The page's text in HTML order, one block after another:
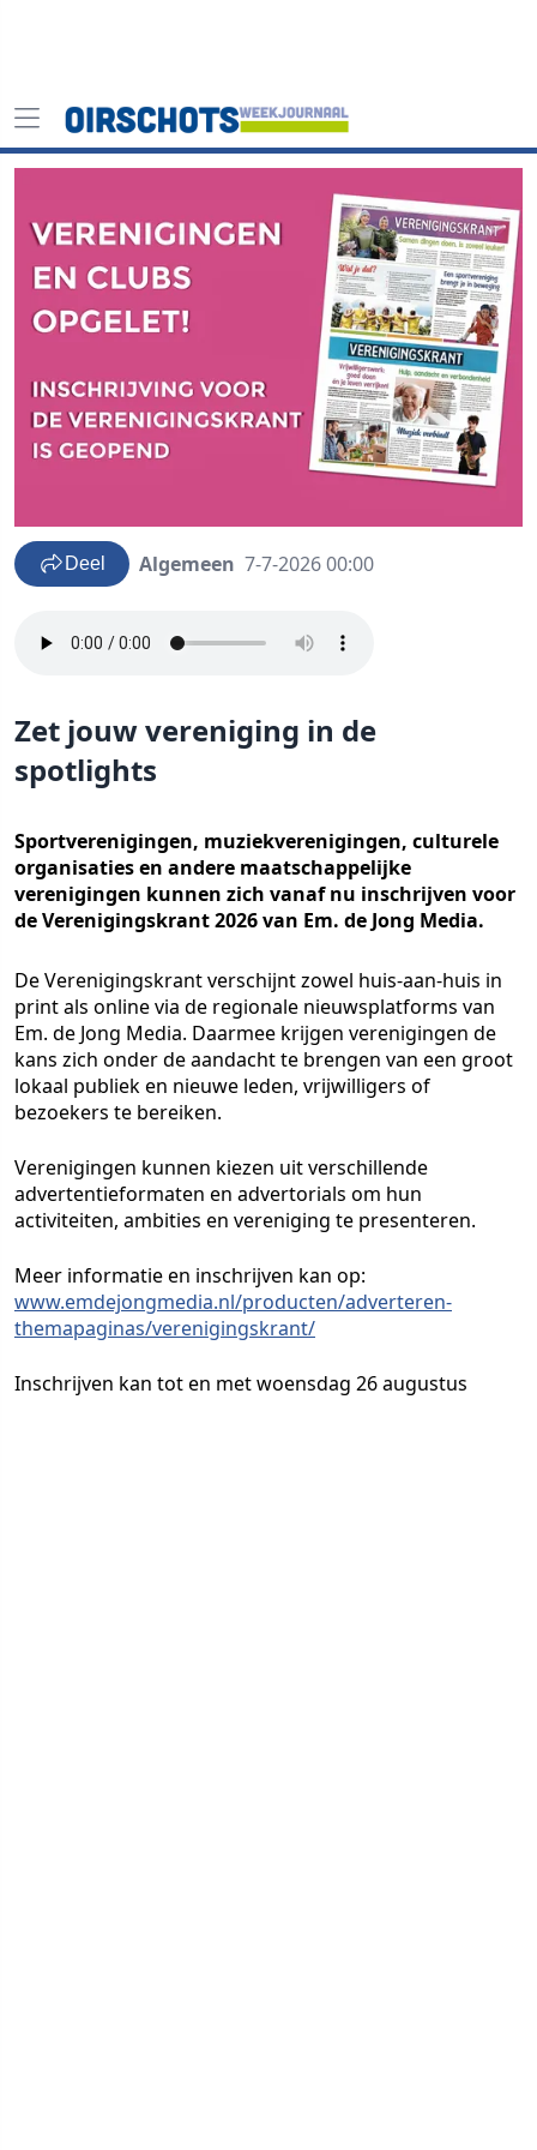
Deel Algemeen 7-7-2026 00:00
Zet jouw vereniging in de
spotlights
Sportverenigingen, muziekverenigingen, culturele
organisaties en andere maatschappelijke
verenigingen kunnen zich vanaf nu inschrijven voor
de Verenigingskrant 2026 van Em. de Jong Media.
De Verenigingskrant verschijnt zowel huis-aan-huis in
print als online via de regionale nieuwsplatforms van
Em. de Jong Media. Daarmee krijgen verenigingen de
kans zich onder de aandacht te brengen van een groot
lokaal publiek en nieuwe leden, vrijwilligers of
bezoekers te bereiken.
Verenigingen kunnen kiezen uit verschillende
advertentieformaten en advertorials om hun
activiteiten, ambities en vereniging te presenteren.
Meer informatie en inschrijven kan op:
www.emdejongmedia.nl/producten/adverteren-
themapaginas/verenigingskrant/
Inschrijven kan tot en met woensdag 26 augustus